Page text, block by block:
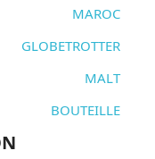
MAROC
GLOBETROTTER
MALT
BOUTEILLE